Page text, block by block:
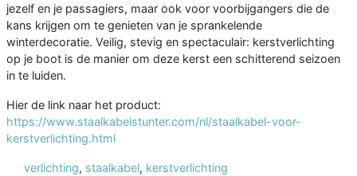
jezelf en je passagiers, maar ook voor voorbijgangers die de
kans krijgen om te genieten van je sprankelende
winterdecoratie. Veilig, stevig en spectaculair: kerstverlichting
op je boot is de manier om deze kerst een schitterend seizoen
in te luiden.
Hier de link naar het product:
https://www.staalkabelstunter.com/nl/staalkabel-voor-
kerstverlichting.html
verlichting, staalkabel, kerstverlichting